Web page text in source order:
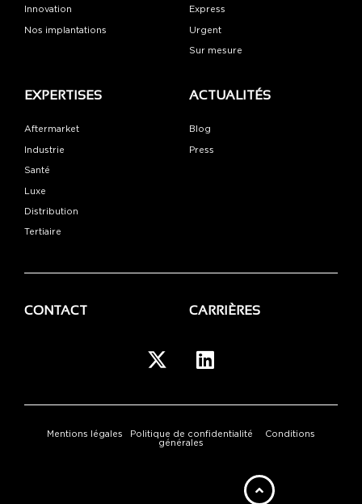
Innovation
Nos implantations
Express
Urgent
Sur mesure
EXPERTISES
Aftermarket
Industrie
Santé
Luxe
Distribution
Tertiaire
ACTUALITÉS
Blog
Press
CONTACT CARRIÈRES
Mentions légales Politique de confidentialité
Conditions
générales